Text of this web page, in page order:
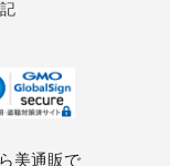
美通販で